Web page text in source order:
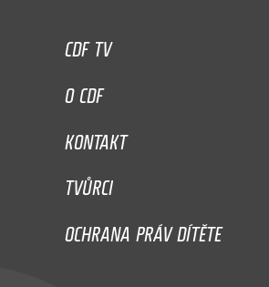
CDF TV
O CDF
KONTAKT
TVŮRCI
OCHRANA PRÁV DÍTĚTE